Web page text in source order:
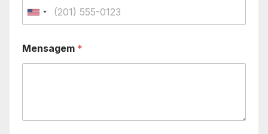
U
i
S
Mensagem *